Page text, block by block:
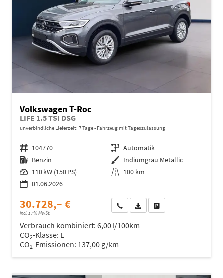
Volkswagen T-Roc
LIFE 1.5 TSI DSG
unverbindliche Lieferzeit: 7 Tage Fahrzeug mit Tageszulassung
Fahrzeugnr. 104770 Getriebe Automatik
Kraftstoff Benzin Außenfarbe Indiumgrau Metallic
Leistung 110 kW (150 PS) Kilometerstand 100 km
01.06.2026
30.728,– €
incl. 17% MwSt.
Wir rufen Sie anFahrzeugexposé (PDF)
Verbrauch kombiniert: 6,00 l/100km
CO2-Klasse: E
CO2-Emissionen: 137,00 g/km